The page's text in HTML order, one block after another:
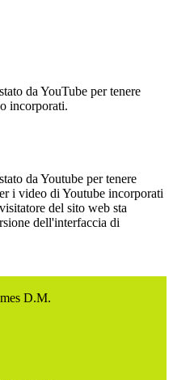
da YouTube per tenere
incorporati.
da Youtube per tenere
i video di Youtube incorporati
del sito web sta
dell'interfaccia di
D.M.